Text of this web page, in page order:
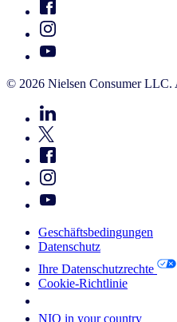
© 2026 Nielsen Consumer LLC.
Geschäftsbedingungen
Datenschutz
Ihre Datenschutzrechte
Cookie-Richtlinie
NIQ in your country